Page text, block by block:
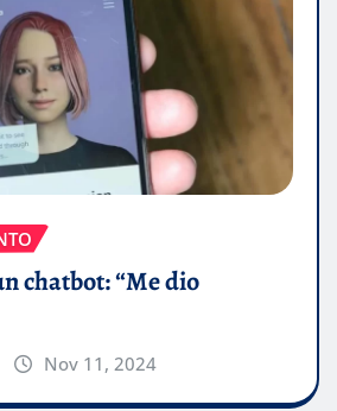
chatbot: “Me dio
Nov 11, 2024